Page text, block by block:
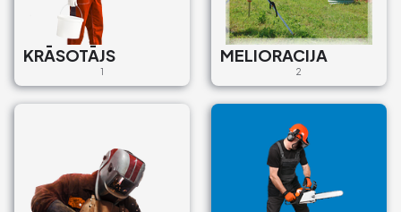
KRĀSOTĀJS
1
MELIORACIJA
2